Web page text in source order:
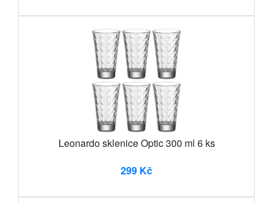
Leonardo sklenice Optic 300 ml 6 ks
299 Kč